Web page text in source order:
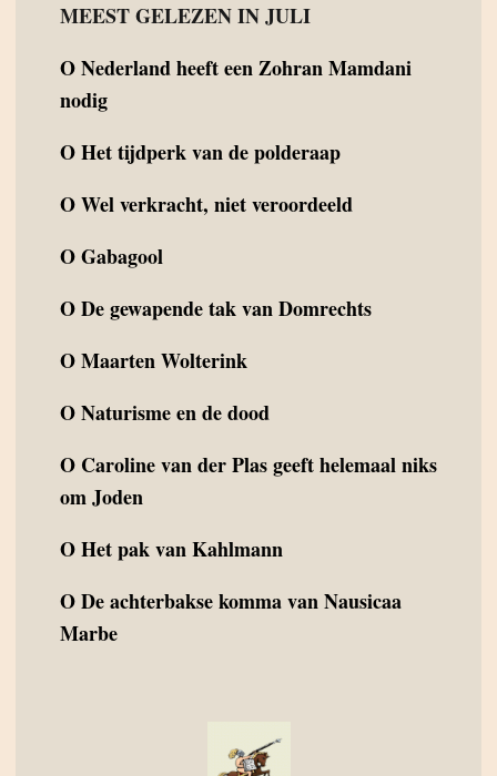
MEEST GELEZEN IN JULI
ONederland heeft een Zohran Mamdani
nodig
OHet tijdperk van de polderaap
OWel verkracht, niet veroordeeld
OGabagool
ODe gewapende tak van Domrechts
OMaarten Wolterink
ONaturisme en de dood
O Caroline van der Plas geeft helemaal niks
om Joden
OHet pak van Kahlmann
ODe achterbakse komma van Nausicaa
Marbe